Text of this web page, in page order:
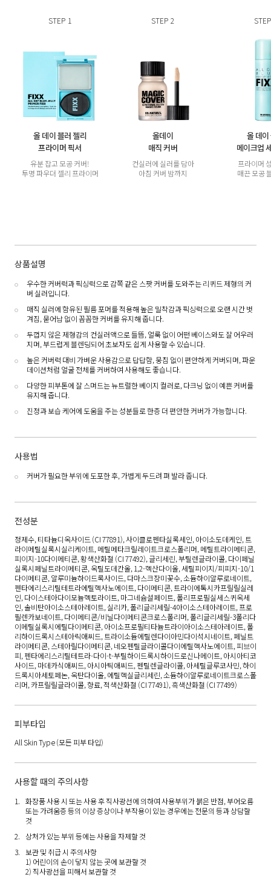
STEP 1
올 데이 블러 젤리
프라이머 픽서
유분 잡고 모공 커버!
투명 파우더 젤리 프라이머
STEP 2
올데이
매직 커버
컨실러에 실러를 담아
아침 커버 밤까지
STEP
올 데
메이크업
프라이머
매끈 모공
상품설명
우수한 커버력과 픽싱력으로 감쪽 같은 스팟 커버를 도와주는 리퀴드 제형의 커
버 실러입니다.
매직 실러에 함유된 필름 포머를 적용해 높은 밀착감과 픽싱력으로 오랜 시간 벗
겨짐, 묻어남 없이 꼼꼼한 커버를 유지해 줍니다.
두껍지 않은 제형감의 컨실러액으로 들뜸, 얼룩 없이 어떤 베이스와도 잘 어우러
지며, 부드럽게 블렌딩되어 초보자도 쉽게 사용할 수 있습니다.
높은 커버력 대비 가벼운 사용감으로 답답함, 뭉침 없이 편안하게 커버되며, 파운
데이션처럼 얼굴 전체를 커버하여 사용해도 좋습니다.
다양한 피부톤에 잘 스며드는 뉴트럴한 베이지 컬러로, 다크닝 없이 예쁜 커버를
유지해 줍니다.
진정과 보습 케어에 도움을 주는 성분들로 한층 더 편안한 커버가 가능합니다.
사용법
커버가 필요한 부위에 도포한 후, 가볍게 두드려 펴 발라 줍니다.
전성분
정제수, 티타늄디옥사이드 (CI 77891), 사이클로펜타실록세인, 아이소도데케인, 트
라이메틸실록시실리케이트, 메틸메타크릴레이트크로스폴리머, 메틸트라이메티콘,
피이지-10다이메티콘, 황색산화철 (CI 77492), 글리세린, 부틸렌글라이콜, 다이페닐
실록시페닐트라이메티콘, 옥틸도데칸올, 1,2-헥산다이올, 세틸피이지/피피지-10/1
다이메티콘, 알루미늄하이드록사이드, 다마스크장미꽃수, 소듐하이알루로네이트,
펜타에리스리틸테트라에틸헥사노에이트, 다이메티콘, 트라이에톡시카프릴릴실레
인, 다이스테아다이모늄헥토라이트, 마그네슘설페이트, 폴리프로필실세스퀴옥세
인, 솔비탄아이소스테아레이트, 실리카, 폴리글리세릴-4아이소스테아레이트, 프로
필렌카보네이트, 다이메티콘/비닐다이메티콘크로스폴리머, 폴리글리세릴-3폴리다
이메틸실록시에틸다이메티콘, 아이소프로필티타늄트라이아이소스테아레이트, 폴
리하이드록시스테아릭애씨드, 트라이소듐에틸렌다이아민다이석시네이트, 페닐트
라이메티콘, 스테아릴다이메티콘, 네오펜틸글라이콜다이에틸헥사노에이트, 피브이
피, 펜타에리스리틸테트라-다이-t-부틸하이드록시하이드로신나메이트, 아시아티코
사이드, 마데카식애씨드, 아시아틱애씨드, 펜틸렌글라이콜, 아세틸글루코사민, 하이
드록시아세토페논, 옥탄다이올, 에틸헥실글리세린, 소듐하이알루로네이트크로스폴
리머, 카프릴릴글라이콜, 향료, 적색산화철 (CI 77491), 흑색산화철 (CI 77499)
피부타입
All Skin Type(모든 피부 타입)
사용할 때의 주의사항
화장품 사용 시 또는 사용 후 직사광선에 의하여 사용부위가 붉은 반점, 부어오름
또는 가려움증 등의 이상 증상이나 부작용이 있는 경우에는 전문의 등과 상담할
것
상처가 있는 부위 등에는 사용을 자제할 것
보관 및 취급 시 주의사항
1) 어린이의 손이 닿지 않는 곳에 보관할 것
2) 직사광선을 피해서 보관할 것